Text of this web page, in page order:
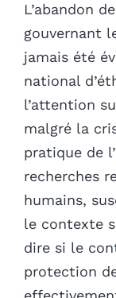
L’abandon
gouvernant
jamais été
national
l’attention
malgré la
pratique de
recherches
humains,
le contexte
dire si le
protection